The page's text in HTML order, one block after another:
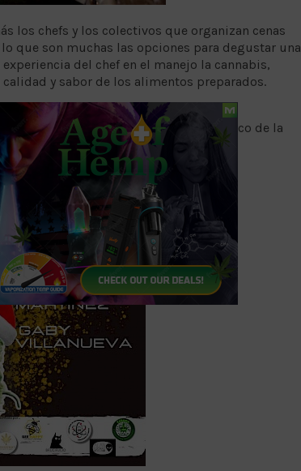
los chefs y los colectivos que organizan cenas
que son muchas las opciones para degustar una
del chef en el manejo la cannabis,
y sabor de los alimentos preparados.
próximo domingo en el Centro Histórico de la